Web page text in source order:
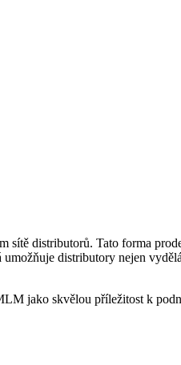
distributorů. Tato forma
distributory nejen
jako skvělou ⁢příležitost k